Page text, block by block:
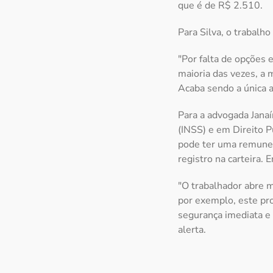
que é de R$ 2.510.
Para Silva, o
"Por falta de opções
maioria das vezes, a
Acaba sendo a única
Para a advogada
(INSS) e em Direito
pode ter uma
registro na carteira.
"O trabalhador abre
por exemplo, este
segurança imediata
alerta.